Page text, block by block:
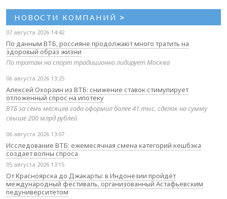
НОВОСТИ КОМПАНИЙ >
07 августа 2026 14:42
По данным ВТБ, россияне продолжают много тратить на
здоровый образ жизни
По тратам на спорт традиционно лидирует Москва
06 августа 2026 13:25
Алексей Охорзин из ВТБ: снижение ставок стимулирует
отложенный спрос на ипотеку
ВТБ за семь месяцев года оформил более 41 тыс. сделок на сумму
свыше 200 млрд рублей
06 августа 2026 13:07
Исследование ВТБ: ежемесячная смена категорий кешбэка
создает волны спроса
05 августа 2026 13:15
От Красноярска до Джакарты: в Индонезии пройдёт
международный фестиваль, организованный Астафьевским
педуниверситетом